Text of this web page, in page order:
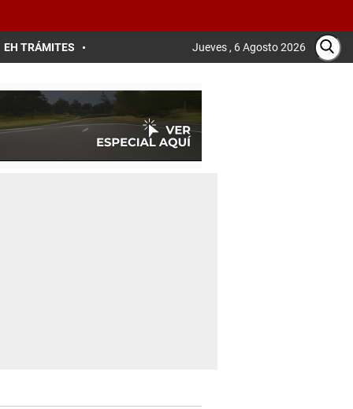
EH TRÁMITES Jueves , 6 Agosto 2026